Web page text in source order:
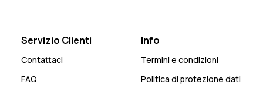
Servizio Clienti
Contattaci
FAQ
Info
Termini e condizioni
Politica di protezione dati